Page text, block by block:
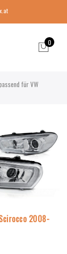
0
für VW
2008-